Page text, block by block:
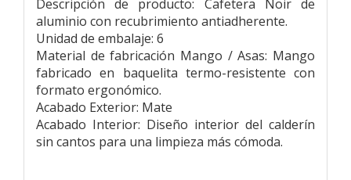
Descripción de producto: Cafetera Noir de
aluminio con recubrimiento antiadherente.
Unidad de embalaje: 6
Material de fabricación Mango / Asas: Mango
fabricado en baquelita termo-resistente con
formato ergonómico.
Acabado Exterior: Mate
Acabado Interior: Diseño interior del calderín
sin cantos para una limpieza más cómoda.